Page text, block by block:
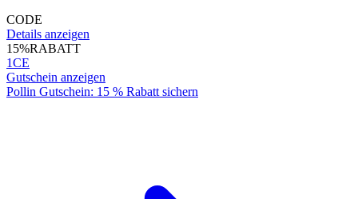
CODE
Details anzeigen
15%RABATT
1CE
Gutschein anzeigen
Pollin Gutschein: 15 % Rabatt sichern